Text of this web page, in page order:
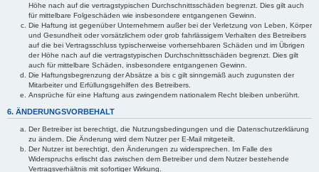
Höhe nach auf die vertragstypischen Durchschnittsschäden begrenzt. Dies gilt auch
für mittelbare Folgeschäden wie insbesondere entgangenen Gewinn.
Die Haftung ist gegenüber Unternehmern außer bei der Verletzung von Leben, Körper
und Gesundheit oder vorsätzlichem oder grob fahrlässigem Verhalten des Betreibers
auf die bei Vertragsschluss typischerweise vorhersehbaren Schäden und im Übrigen
der Höhe nach auf die vertragstypischen Durchschnittsschäden begrenzt. Dies gilt
auch für mittelbare Schäden, insbesondere entgangenen Gewinn.
Die Haftungsbegrenzung der Absätze a bis c gilt sinngemäß auch zugunsten der
Mitarbeiter und Erfüllungsgehilfen des Betreibers.
Ansprüche für eine Haftung aus zwingendem nationalem Recht bleiben unberührt.
6. ÄNDERUNGSVORBEHALT
Der Betreiber ist berechtigt, die Nutzungsbedingungen und die Datenschutzerklärung
zu ändern. Die Änderung wird dem Nutzer per E-Mail mitgeteilt.
Der Nutzer ist berechtigt, den Änderungen zu widersprechen. Im Falle des
Widerspruchs erlischt das zwischen dem Betreiber und dem Nutzer bestehende
Vertragsverhältnis mit sofortiger Wirkung.